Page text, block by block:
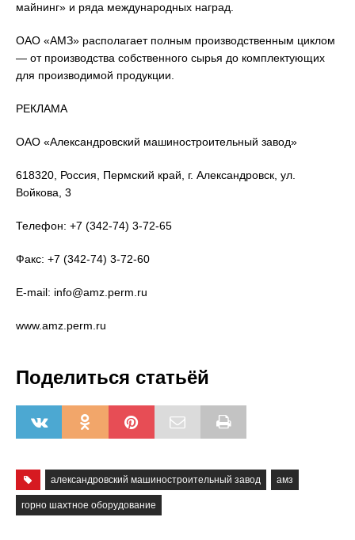
майнинг» и ряда международных наград.
ОАО «АМЗ» располагает полным производственным циклом
— от производства собственного сырья до комплектующих
для производимой продукции.
РЕКЛАМА
ОАО «Александровский машиностроительный завод»
618320, Россия, Пермский край, г. Александровск, ул.
Войкова, 3
Телефон: +7 (342-74) 3-72-65
Факс: +7 (342-74) 3-72-60
E-mail: info@amz.perm.ru
www.amz.perm.ru
Поделиться статьёй
александровский машиностроительный завод амз
горно шахтное оборудование